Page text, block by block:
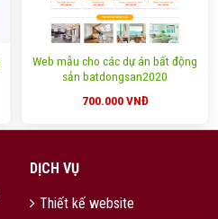
Web mẫu cho các dự án bất động
sản batdongsan2020
700.000VNĐ
DỊCH VỤ
Thiết kế website